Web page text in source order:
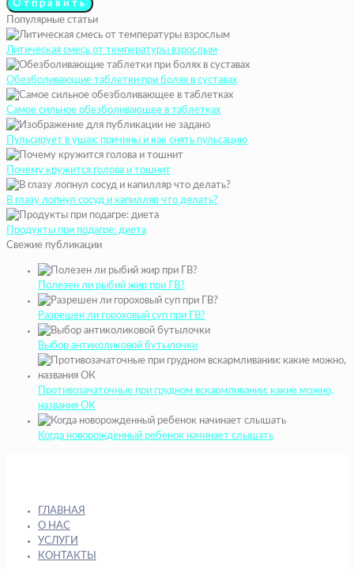
Популярные статьи
Литическая смесь от температуры взрослым
Обезболивающие таблетки при болях в суставах
Самое сильное обезболивающее в таблетках
Пульсирует в ушах: причины и как снять пульсацию
Почему кружится голова и тошнит
В глазу лопнул сосуд и капилляр что делать?
Продукты при подагре: диета
Свежие публикации
Полезен ли рыбий жир при ГВ?
Разрешен ли гороховый суп при ГВ?
Выбор антиколиковой бутылочки
Противозачаточные при грудном вскармливании: какие можно,
названия ОК
Когда новорожденный ребенок начинает слышать
ГЛАВНАЯ
О НАС
УСЛУГИ
КОНТАКТЫ